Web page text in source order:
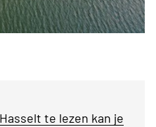
te lezen kan je